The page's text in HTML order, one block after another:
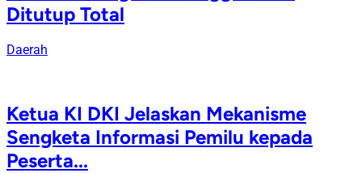
Ditutup Total
Daerah
Ketua KI DKI Jelaskan Mekanisme
Sengketa Informasi Pemilu kepada
Peserta...